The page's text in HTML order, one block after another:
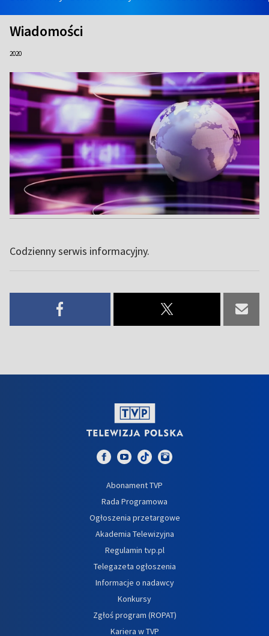
Wiadomości
2020
Codzienny serwis informacyjny.
Abonament TVP
Rada Programowa
Ogłoszenia przetargowe
Akademia Telewizyjna
Regulamin tvp.pl
Telegazeta ogłoszenia
Informacje o nadawcy
Konkursy
Zgłoś program (ROPAT)
Kariera w TVP